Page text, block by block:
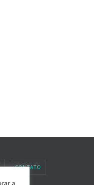
CONTATO
a